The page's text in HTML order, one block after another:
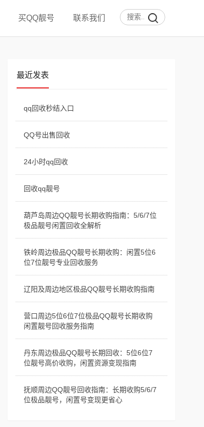
买QQ靓号 联系我们
最近发表
qq回收秒结入口
QQ号出售回收
24小时qq回收
回收qq靓号
葫芦岛周边QQ靓号长期收购指南：5/6/7位
极品靓号闲置回收全解析
铁岭周边极品QQ靓号长期收购：闲置5位6
位7位靓号专业回收服务
辽阳及周边地区极品QQ靓号长期收购指南
营口周边5位6位7位极品QQ靓号长期收购
闲置靓号回收服务指南
丹东周边极品QQ靓号长期回收：5位6位7
位靓号高价收购，闲置资源变现指南
抚顺周边QQ靓号回收指南：长期收购5/6/7
位极品靓号，闲置号变现更省心